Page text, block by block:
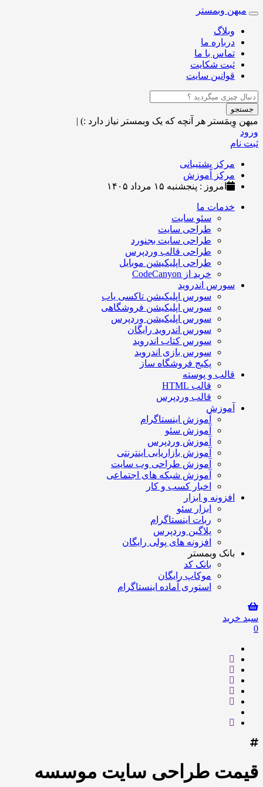
Toggle
navigation
میهن وبمستر
وبلاگ
درباره ما
تماس با ما
ثبت شکایت
قوانین سایت
جستجو
میهن وِبمَستر هر آنچه که یک وبمستر نیاز دارد :) |
ورود
ثبت نام
مرکز پشتیبانی
مرکز آموزش
امروز : پنجشنبه ۱۵ مرداد ۱۴۰۵
خدمات ما
سئو سایت
طراحی سایت
طراحی سایت بجنورد
طراحی قالب وردپرس
طراحی اپلیکیشن موبایل
خرید از CodeCanyon
سورس اندروید
سورس اپلیکیشن تاکسی یاب
سورس اپلیکیشن فروشگاهی
سورس اپلیکیشن وردپرس
سورس اندروید رایگان
سورس کتاب اندروید
سورس بازی اندروید
پکیج فروشگاه ساز
قالب و پوسته
قالب HTML
قالب وردپرس
آموزش
آموزش اینستاگرام
آموزش سئو
آموزش وردپرس
آموزش بازاریابی اینترنتی
آموزش طراحی وب سایت
آموزش شبکه های اجتماعی
اخبار کسب و کار
افزونه و ابزار
ابزار سئو
ربات اینستاگرام
پلاگین وردپرس
افزونه های پولی رایگان
بانک وبمستر
بانک کد
موکاپ رایگان
استوری آماده اینستاگرام
سبد خرید
0
قیمت طراحی سایت موسسه